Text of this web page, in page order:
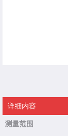
详细内容
测量范围